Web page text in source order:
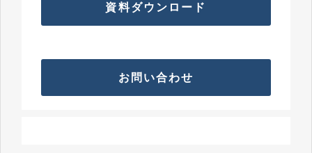
資料ダウンロード
お問い合わせ